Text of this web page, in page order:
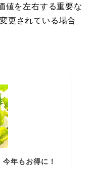
値を左右する重要な
更されている場合
年もお得に！